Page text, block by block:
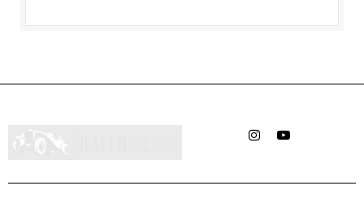
InstagramYouTube